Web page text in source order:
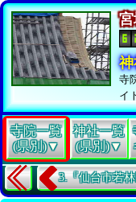
寺
イ
寺院一覧
(県別)▼
神社一覧
(県別)▼
3.『仙台市若